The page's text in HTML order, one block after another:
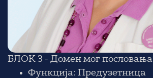
БЛОК 3 - Домен мог пословања
Функција: Предузетница